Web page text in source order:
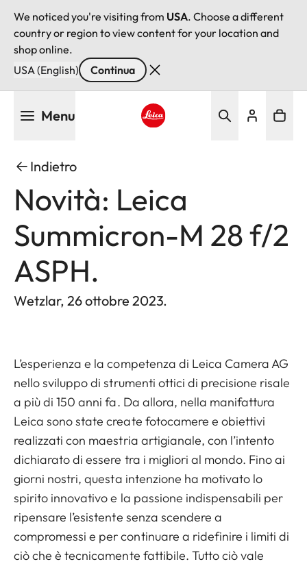
We noticed you're visiting from USA. Choose a different
country or region to view content for your location and
shop online.
USA (English)
Continua
Menu
Indietro
Novità: Leica
Summicron-M 28 f/2
ASPH.
Wetzlar, 26 ottobre 2023.
L’esperienza e la competenza di Leica Camera AG
nello sviluppo di strumenti ottici di precisione risale
a più di 150 anni fa. Da allora, nella manifattura
Leica sono state create fotocamere e obiettivi
realizzati con maestria artigianale, con l’intento
dichiarato di essere tra i migliori al mondo. Fino ai
giorni nostri, questa intenzione ha motivato lo
spirito innovativo e la passione indispensabili per
ripensare l’esistente senza scendere a
compromessi e per continuare a ridefinire i limiti di
ciò che è tecnicamente fattibile. Tutto ciò vale